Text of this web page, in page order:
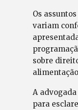
Os
variam
sobre
A
para